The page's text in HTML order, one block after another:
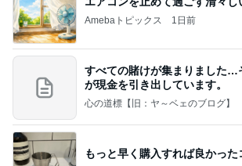
Amebaトピックス 1日前
すべての賭けが集まりました…
が現金を引き出しています。
心の道標【旧：ヤ～ベェのブログ】
もっと早く購入すれば良かった